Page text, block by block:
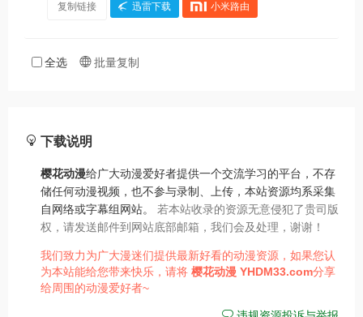
复制链接 迅雷下载 小米路由
全选 批量复制
下载说明
樱花动漫给广大动漫爱好者提供一个交流学习的平台，不存
储任何动漫视频，也不参与录制、上传，本站资源均系采集
自网络或字幕组网站。 若本站收录的资源无意侵犯了贵司版
权，请发送邮件到网站底部邮箱，我们会及处理，谢谢！
我们致力为广大漫迷们提供最新好看的动漫资源，如果您认
为本站能给您带来快乐，请将 樱花动漫 YHDM33.com分享
给周围的动漫爱好者~